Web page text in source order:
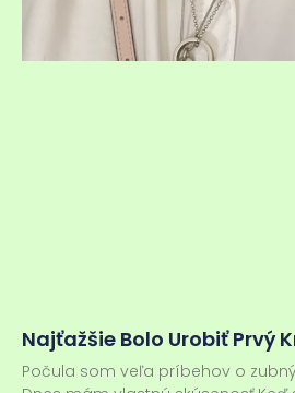
Najťažšie Bolo Urobiť Prvý
Počula som veľa príbehov o